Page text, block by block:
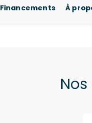
Financements À